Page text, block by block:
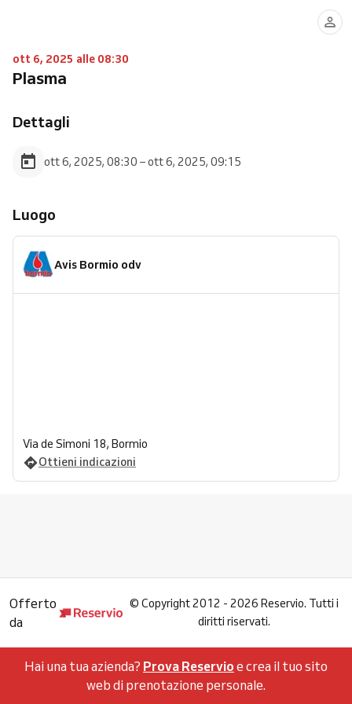
ott 6, 2025 alle 08:30
Plasma
Dettagli
ott 6, 2025, 08:30 – ott 6, 2025, 09:15
Luogo
Avis Bormio odv
Via de Simoni 18, Bormio
Ottieni indicazioni
Offerto
da
© Copyright 2012 - 2026 Reservio. Tutti i
diritti riservati.
Hai una tua azienda? Prova Reservio e crea il tuo sito
web di prenotazione personale.